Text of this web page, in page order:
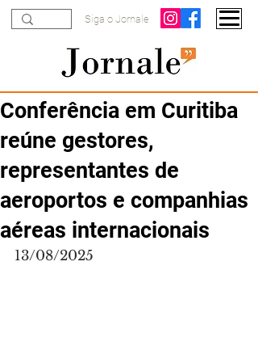
Siga o Jornale
Conferência em Curitiba
reúne gestores,
representantes de
aeroportos e companhias
aéreas internacionais
13/08/2025